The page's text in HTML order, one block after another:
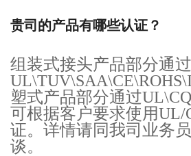
贵司的产品有哪些认证？
组装式接头产品部分通过
塑式产品部分通过
可根据客户要求使用UL/
证。详情请同我司业务
谈。